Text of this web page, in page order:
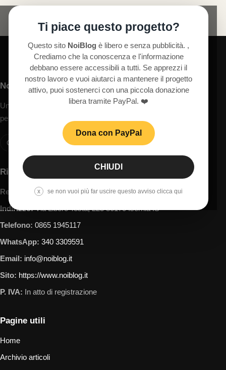
Ti piace questo progetto?
Questo sito NoiBlog è libero e senza pubblicità. ,
Crediamo che la conoscenza e l'informazione
debbano essere accessibili a tutti. Se apprezzi il
nostro lavoro e vuoi aiutarci a mantenere il progetto
attivo, puoi sostenerci con una piccola donazione
libera tramite PayPal. ❤️
Dona con PayPal
CHIUDI
x se non vuoi più far uscire questo avviso clicca qui
NoiBlog
Uno spazio dedicato ad articoli, idee, territori, cultura, turismo,
persone e temi di interesse generale.
Contatti Privacy Note legali
Riferimenti
Responsabile:NoiBlkog by Caludio Varriano
Indirizzo:Via Libero Testa, 223 86170 Isernia IS
Telefono: 0865 1945117
WhatsApp: 340 3309591
Email: info@noiblog.it
Sito: https://www.noiblog.it
P. IVA: In atto di registrazione
Pagine utili
Home
Archivio articoli